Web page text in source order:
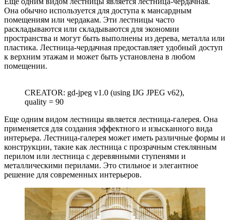
Она обычно используется для доступа к мансардным
помещениям или чердакам. Эти лестницы часто
раскладываются или складываются для экономии
пространства и могут быть выполнены из дерева, металла или
пластика. Лестница-чердачная предоставляет удобный доступ
к верхним этажам и может быть установлена в любом
помещении.
CREATOR: gd-jpeg v1.0 (using IJG JPEG v62),
quality = 90
Еще одним видом лестницы является лестница-галерея. Она
применяется для создания эффектного и изысканного вида
интерьера. Лестница-галерея может иметь различные формы и
конструкции, такие как лестница с прозрачным стеклянным
перилом или лестница с деревянными ступенями и
металлическими перилами. Это стильное и элегантное
решение для современных интерьеров.